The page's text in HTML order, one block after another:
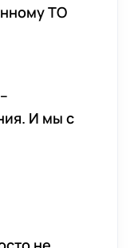
ТО
И мы с